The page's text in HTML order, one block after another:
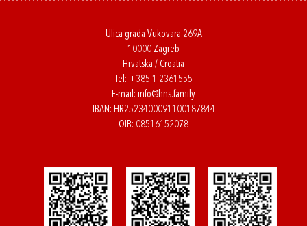
Ulica grada Vukovara 269A
10000 Zagreb
Hrvatska / Croatia
Tel: +385 1 2361555
E-mail: info@hns.family
IBAN: HR2523400091100187844
OIB: 08516152078